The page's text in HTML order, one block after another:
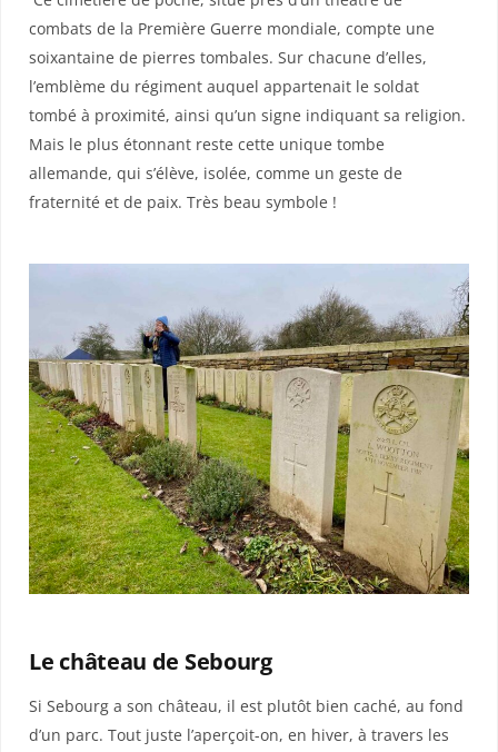
combats de la Première Guerre mondiale, compte une
soixantaine de pierres tombales. Sur chacune d’elles,
l’emblème du régiment auquel appartenait le soldat
tombé à proximité, ainsi qu’un signe indiquant sa religion.
Mais le plus étonnant reste cette unique tombe
allemande, qui s’élève, isolée, comme un geste de
fraternité et de paix. Très beau symbole !
Le château de Sebourg
Si Sebourg a son château, il est plutôt bien caché, au fond
d’un parc. Tout juste l’aperçoit-on, en hiver, à travers les